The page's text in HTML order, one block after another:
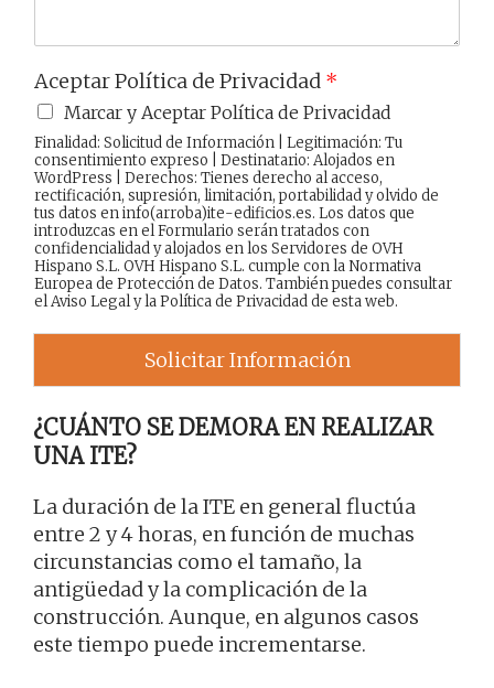
Aceptar Política de Privacidad *
Marcar y Aceptar Política de Privacidad
Finalidad: Solicitud de Información | Legitimación: Tu
consentimiento expreso | Destinatario: Alojados en
WordPress | Derechos: Tienes derecho al acceso,
rectificación, supresión, limitación, portabilidad y olvido de
tus datos en info(arroba)ite-edificios.es. Los datos que
introduzcas en el Formulario serán tratados con
confidencialidad y alojados en los Servidores de OVH
Hispano S.L. OVH Hispano S.L. cumple con la Normativa
Europea de Protección de Datos. También puedes consultar
elAviso Legaly laPolítica de Privacidadde esta web.
Solicitar Información
¿CUÁNTO SE DEMORA EN REALIZAR
UNA ITE?
La duración de la ITE en general fluctúa
entre 2 y 4 horas, en función de muchas
circunstancias como el tamaño, la
antigüedad y la complicación de la
construcción. Aunque, en algunos casos
este tiempo puede incrementarse.